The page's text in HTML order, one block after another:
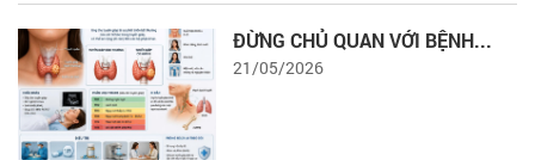
ĐỪNG CHỦ QUAN VỚI BỆNH...
21/05/2026